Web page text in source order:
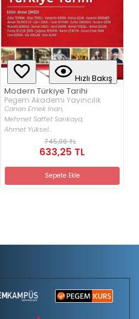
Hızlı Bakış
Modern Türkiye Tarihi
Pegem Akademi Yayıncılık
Canan Emek İnan,
Mehmet Saffet Sarıkaya,
Ahmet Yüksel...
745,00 TL
633,25 TL
Sepete Ekle